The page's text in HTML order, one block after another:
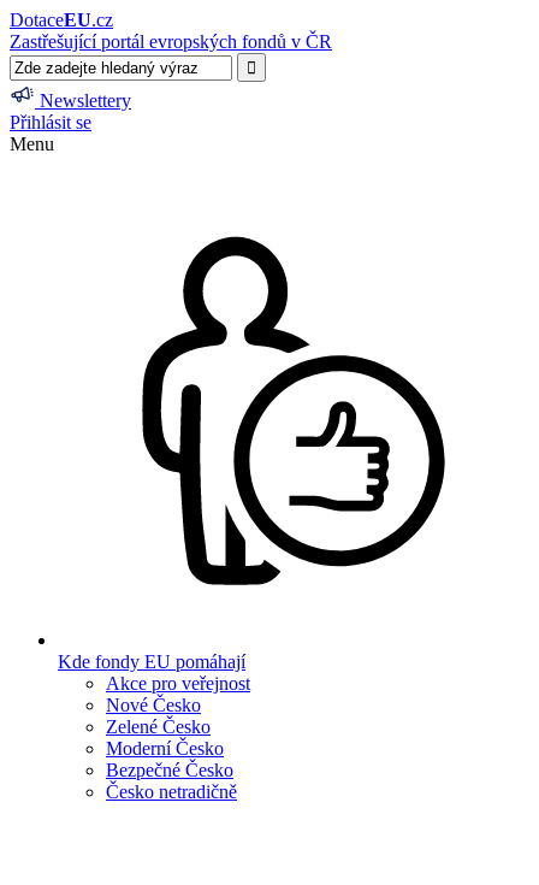
DotaceEU.cz
Zastřešující portál evropských fondů v ČR
Newslettery
Přihlásit se
Menu
Kde fondy EU pomáhají
Akce pro veřejnost
Nové Česko
Zelené Česko
Moderní Česko
Bezpečné Česko
Česko netradičně